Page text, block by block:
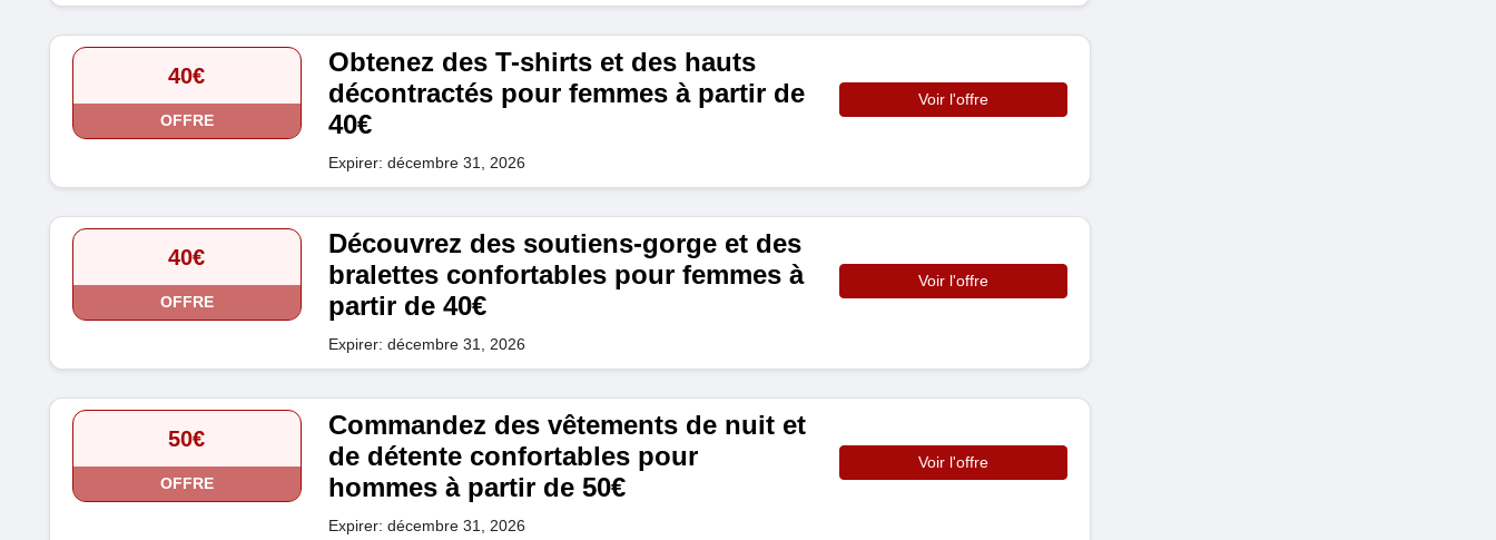
40€
OFFRE
Obtenez des T-shirts et des hauts
décontractés pour femmes à partir de
40€
Expirer: décembre 31, 2026
Voir l'offre
40€
OFFRE
Découvrez des soutiens-gorge et des
bralettes confortables pour femmes à
partir de 40€
Expirer: décembre 31, 2026
Voir l'offre
50€
OFFRE
Commandez des vêtements de nuit et
de détente confortables pour
hommes à partir de 50€
Expirer: décembre 31, 2026
Voir l'offre